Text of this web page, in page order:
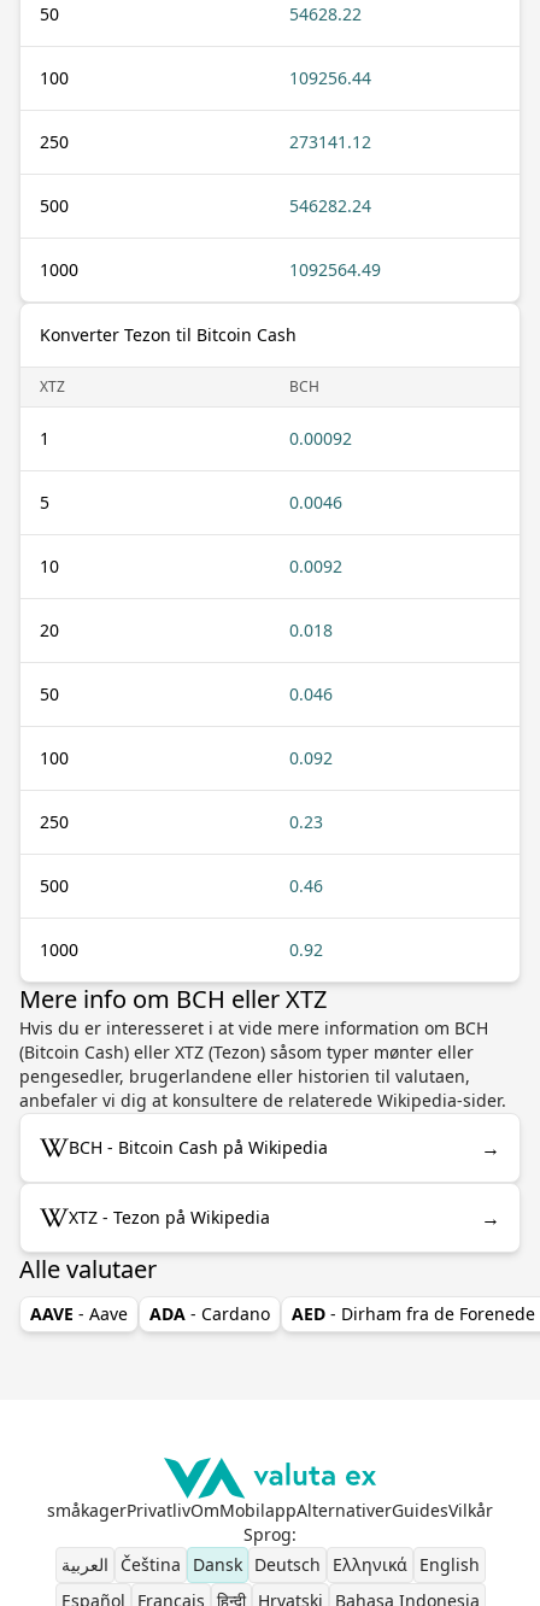
50 54628.22
100 109256.44
250 273141.12
500 546282.24
1000 1092564.49
Konverter Tezon til Bitcoin Cash
XTZ BCH
1 0.00092
5 0.0046
10 0.0092
20 0.018
50 0.046
100 0.092
250 0.23
500 0.46
1000 0.92
Mere info om BCH eller XTZ
Hvis du er interesseret i at vide mere information om BCH
(Bitcoin Cash) eller XTZ (Tezon) såsom typer mønter eller
pengesedler, brugerlandene eller historien til valutaen,
anbefaler vi dig at konsultere de relaterede Wikipedia-sider.
BCH - Bitcoin Cash på Wikipedia →
XTZ - Tezon på Wikipedia →
Alle valutaer
AAVE - Aave ADA - Cardano AED - Dirham fra de
småkagerPrivatlivOmMobilappAlternativerGuidesVilkår
Sprog:
العربية
Čeština Dansk Deutsch Ελληνικά
English
Español
Français हिन्दी Hrvatski Bahasa Indonesia